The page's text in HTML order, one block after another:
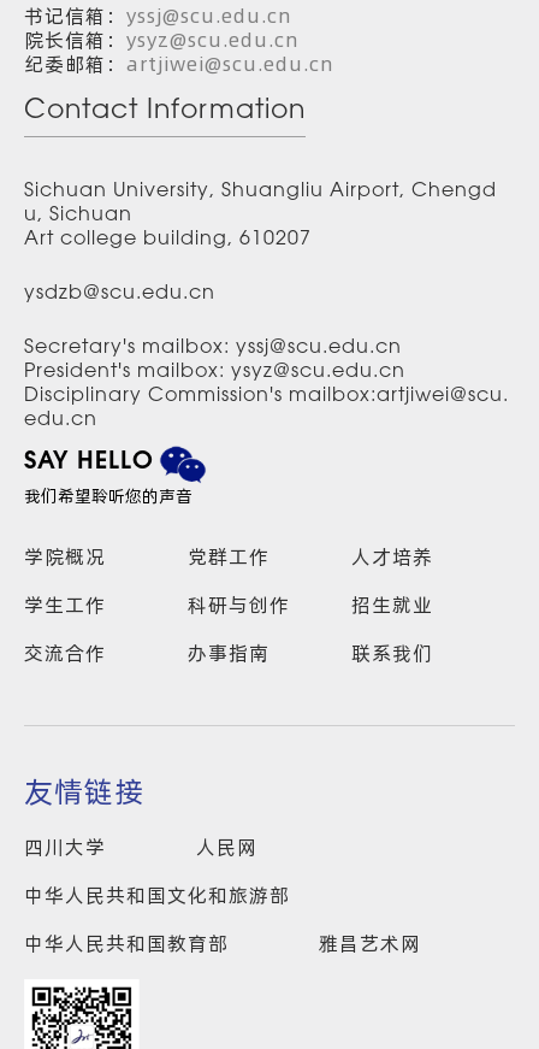
书记信箱： yssj@scu.edu.cn
院长信箱： ysyz@scu.edu.cn
纪委邮箱： artjiwei@scu.edu.cn
Contact Information
Sichuan University, Shuangliu Airport, Chengd
u, Sichuan
Art college building, 610207
ysdzb@scu.edu.cn
Secretary's mailbox: yssj@scu.edu.cn
President's mailbox: ysyz@scu.edu.cn
Disciplinary Commission's mailbox:artjiwei@scu.
edu.cn
SAY HELLO
我们希望聆听您的声音
学院概况 党群工作
人才培养
学生工作
科研与创作
招生就业
交流合作
办事指南 联系我们
友情链接
四川大学
人民网
中华人民共和国文化和旅游部
中华人民共和国教育部
雅昌艺术网